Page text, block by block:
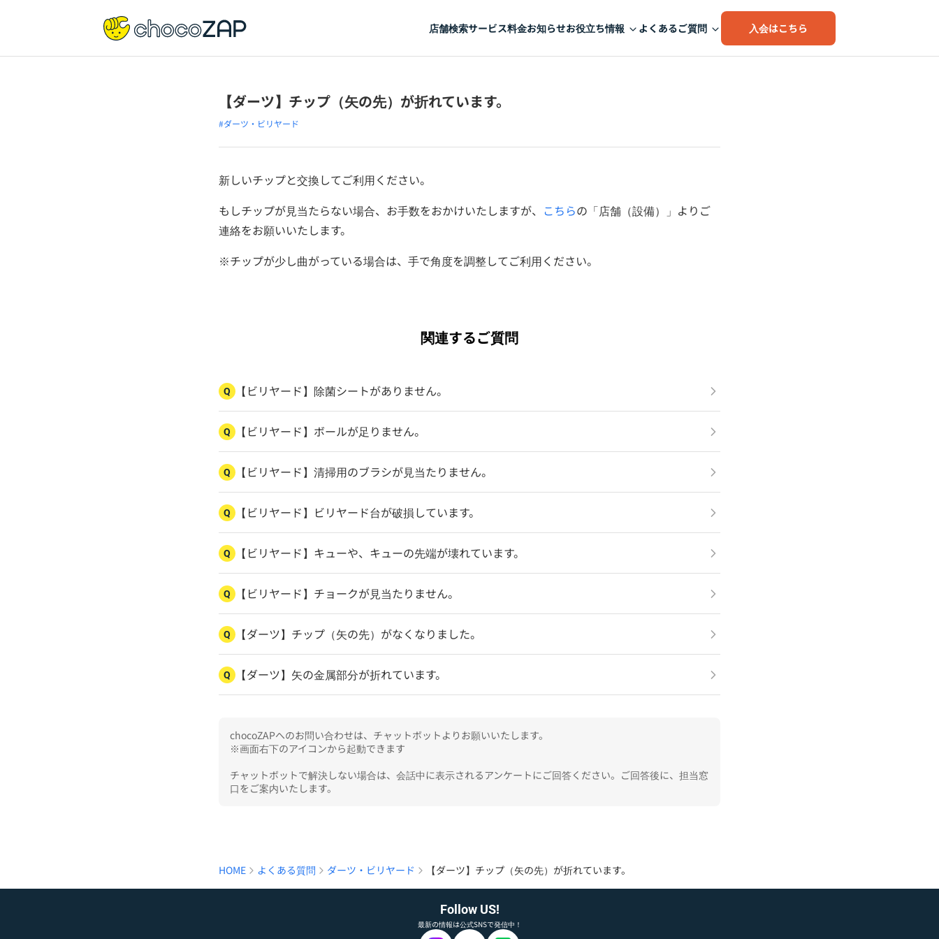
店舗検索サービス料金お知らせお役立ち情報 よくあるご質問 入会はこちら
【ダーツ】チップ（矢の先）が折れています。
#ダーツ・ビリヤード
新しいチップと交換してご利用ください。
もしチップが見当たらない場合、お手数をおかけいたしますが、 こちらの「店舗（設備）」よりご
連絡をお願いいたします。
※チップが少し曲がっている場合は、手で角度を調整してご利用ください。
関連するご質問
Q 【ビリヤード】除菌シートがありません。
Q 【ビリヤード】ボールが足りません。
Q 【ビリヤード】清掃用のブラシが見当たりません。
Q 【ビリヤード】ビリヤード台が破損しています。
Q 【ビリヤード】キューや、キューの先端が壊れています。
Q 【ビリヤード】チョークが見当たりません。
Q 【ダーツ】チップ（矢の先）がなくなりました。
Q 【ダーツ】矢の金属部分が折れています。
chocoZAPへのお問い合わせは、チャットボットよりお願いいたします。
※画面右下のアイコンから起動できます
チャットボットで解決しない場合は、会話中に表示されるアンケートにご回答ください。ご回答後に、担当窓
口をご案内いたします。
HOME よくある質問 ダーツ・ビリヤード 【ダーツ】チップ（矢の先）が折れています。
Follow US!
最新の情報は公式SNSで発信中！